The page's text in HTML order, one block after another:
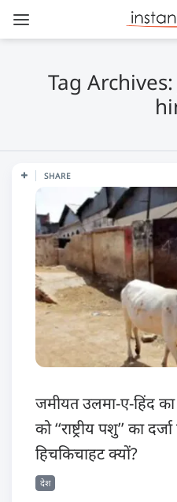
Tag
SHARE
जमीयत उलमा-ए-हिंद
को ‘‘राष्ट्रीय पशु’’ का
हिचकिचाहट क्यों?
देश